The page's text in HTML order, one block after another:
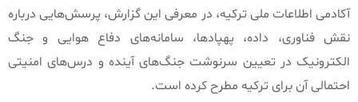
آکادمی اطلاعات ملی ترکیه، در معرفی این گزارش، پرسش‌هایی درباره
نقش فناوری، داده، پهپادها، سامانه‌های دفاع هوایی و جنگ
الکترونیک در تعیین سرنوشت جنگ‌های آینده و درس‌های امنیتی
احتمالی آن برای ترکیه مطرح کرده است.